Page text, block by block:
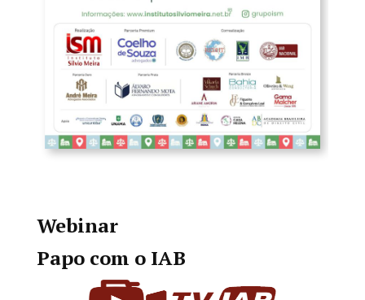
Webinar
Papo com o IAB